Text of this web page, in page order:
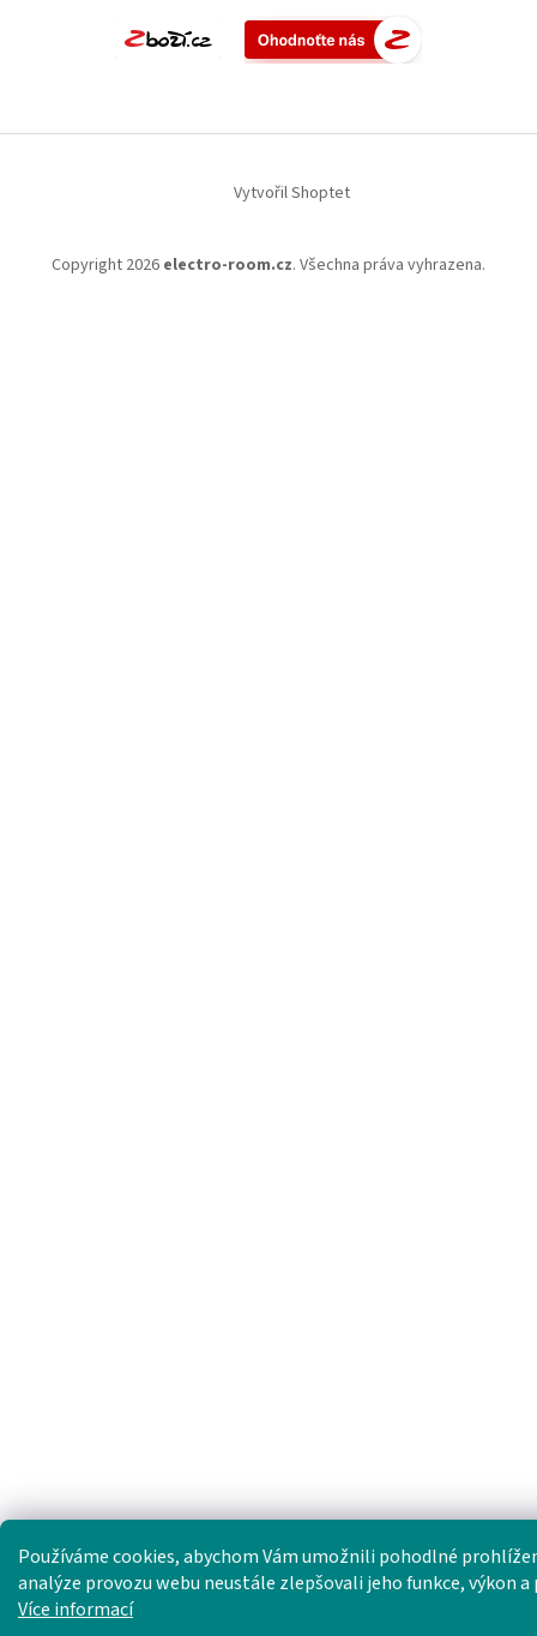
Používáme cookies, abychom Vám umožnili pohodlné
analýze provozu webu neustále zlepšovali jeho funkce, výkon
Více informací
Vytvořil Shoptet
Copyright 2026 electro-room.cz. Všechna práva vyhrazena.